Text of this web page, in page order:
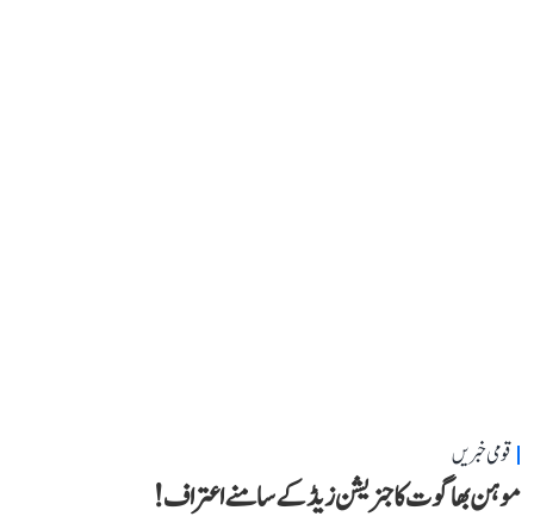
قومی خبریں
موہن بھاگوت کا جنریشن زیڈ کے سامنے اعتراف!